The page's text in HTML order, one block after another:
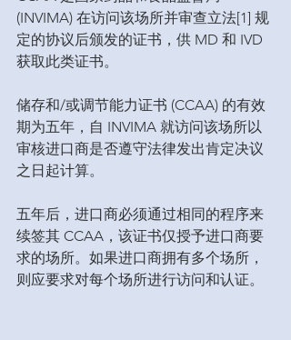
(INVIMA) 在访问该场所并审查立法[1] 规
定的协议后颁发的证书，供 MD 和 IVD
获取此类证书。
储存和/或调节能力证书 (CCAA) 的有效
期为五年，自 INVIMA 就访问该场所以
审核进口商是否遵守法律发出肯定决议
之日起计算。
五年后，进口商必须通过相同的程序来
续签其 CCAA，该证书仅授予进口商要
求的场所。如果进口商拥有多个场所，
则应要求对每个场所进行访问和认证。